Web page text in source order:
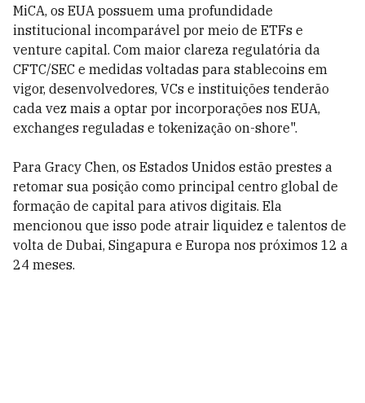
MiCA, os EUA possuem uma profundidade
institucional incomparável por meio de ETFs e
venture capital. Com maior clareza regulatória da
CFTC/SEC e medidas voltadas para stablecoins em
vigor, desenvolvedores, VCs e instituições tenderão
cada vez mais a optar por incorporações nos EUA,
exchanges reguladas e tokenização on-shore".
Para Gracy Chen, os Estados Unidos estão prestes a
retomar sua posição como principal centro global de
formação de capital para ativos digitais. Ela
mencionou que isso pode atrair liquidez e talentos de
volta de Dubai, Singapura e Europa nos próximos 12 a
24 meses.